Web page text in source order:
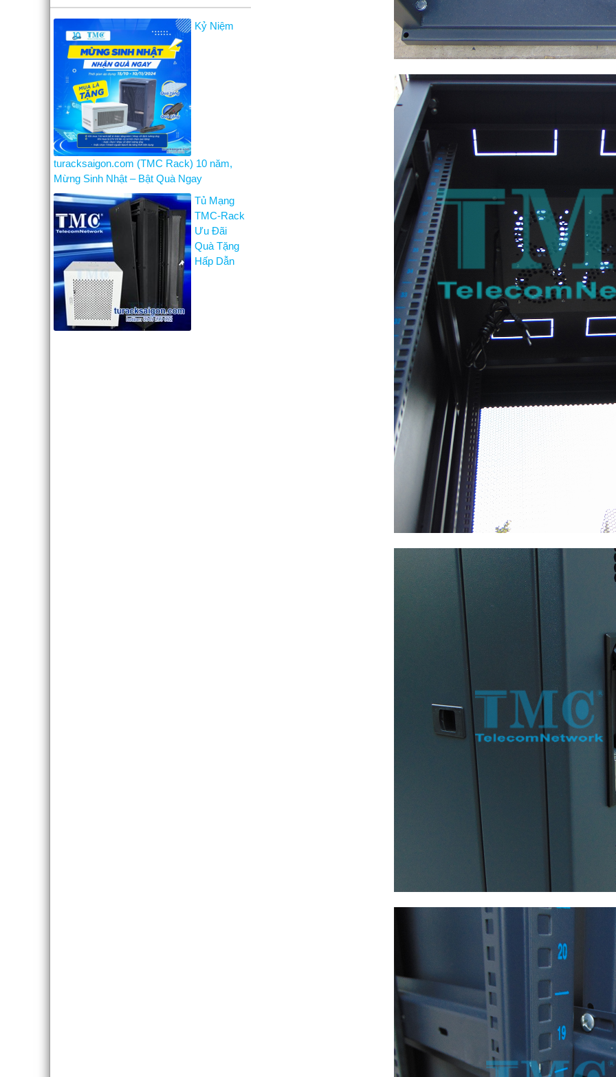
Kỷ Niệm
turacksaigon.com (TMC Rack) 10 năm,
Mừng Sinh Nhật – Bật Quà Ngay
Tủ Mạng
TMC-Rack
Ưu Đãi
Quà Tặng
Hấp Dẫn